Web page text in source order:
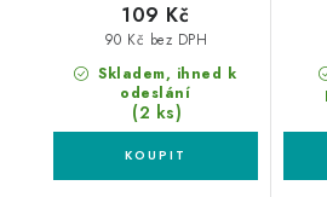
Skladem, ihned k
odeslání
(2 ks)
90 Kč bez DPH
109 Kč